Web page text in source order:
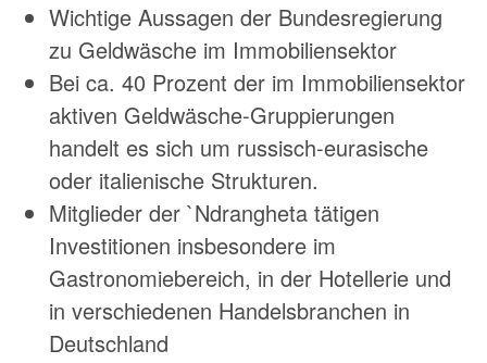
Wichtige Aussagen der Bundesregierung
zu Geldwäsche im Immobiliensektor
Bei ca. 40 Prozent der im Immobiliensektor
aktiven Geldwäsche-Gruppierungen
handelt es sich um russisch-eurasische
oder italienische Strukturen.
Mitglieder der `Ndrangheta tätigen
Investitionen insbesondere im
Gastronomiebereich, in der Hotellerie und
in verschiedenen Handelsbranchen in
Deutschland